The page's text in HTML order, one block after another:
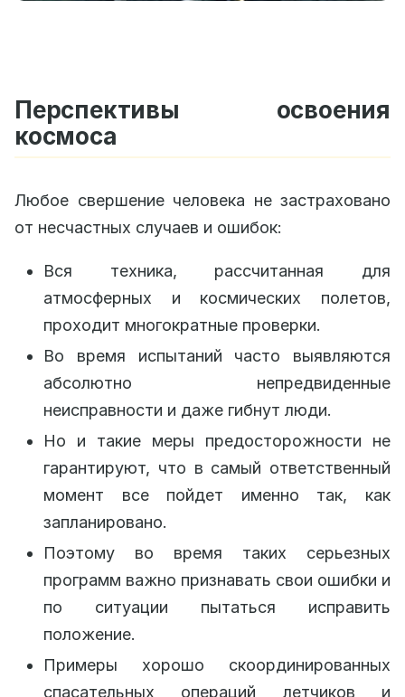
Перспективы освоения
космоса
Любое свершение человека не застраховано
от несчастных случаев и ошибок:
Вся техника, рассчитанная для
атмосферных и космических полетов,
проходит многократные проверки.
Во время испытаний часто выявляются
абсолютно непредвиденные
неисправности и даже гибнут люди.
Но и такие меры предосторожности не
гарантируют, что в самый ответственный
момент все пойдет именно так, как
запланировано.
Поэтому во время таких серьезных
программ важно признавать свои ошибки и
по ситуации пытаться исправить
положение.
Примеры хорошо скоординированных
спасательных операций летчиков и